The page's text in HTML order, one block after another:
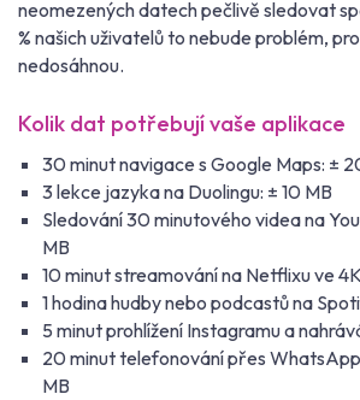
neomezených datech pečlivě sledovat
% našich uživatelů to nebude problém,
nedosáhnou.
Kolik dat potřebují vaše aplikace
30 minut navigace s Google Maps: ±
3 lekce jazyka na Duolingu: ± 10 MB
Sledování 30 minutového videa na
MB
10 minut streamování na Netflixu ve
1 hodina hudby nebo podcastů na
5 minut prohlížení Instagramu a
20 minut telefonování přes
MB